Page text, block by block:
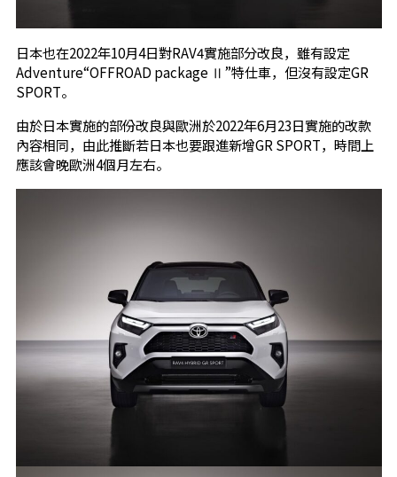
日本也在2022年10月4日對RAV4實施部分改良，雖有設定
Adventure“OFFROAD package Ⅱ”特仕車，但沒有設定GR
SPORT。
由於日本實施的部份改良與歐洲於2022年6月23日實施的改款
內容相同，由此推斷若日本也要跟進新增GR SPORT，時間上
應該會晚歐洲4個月左右。